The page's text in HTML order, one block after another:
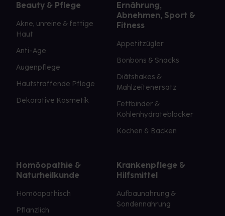
Beauty & Pflege
Akne, unreine & fettige
Haut
Anti-Age
Augenpflege
Hautstraffende Pflege
Dekorative Kosmetik
Ernährung,
Abnehmen, Sport &
Fitness
Appetitzügler
Bonbons & Snacks
Diätshakes &
Mahlzeitenersatz
Fettbinder &
Kohlenhydrateblocker
Kochen & Backen
Homöopathie &
Naturheilkunde
Homöopathisch
Pflanzlich
Krankenpflege &
Hilfsmittel
Aufbaunahrung &
Sondennahrung